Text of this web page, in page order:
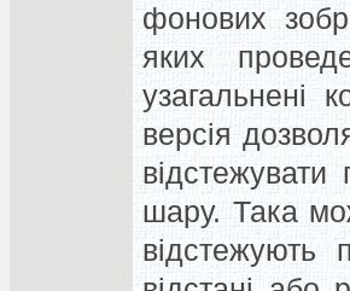
фонових
яких
узагальнені
версія
шару. Така
відстежують